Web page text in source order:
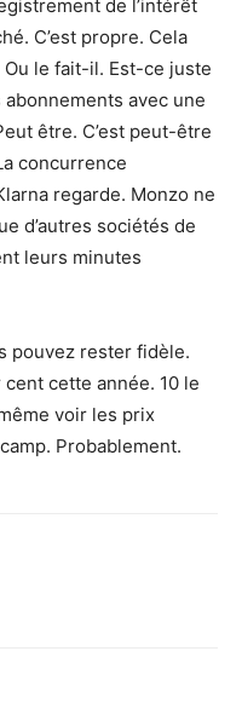
de l’intérêt
C’est propre. Cela
Ou le fait-il. Est-ce juste
avec une
être. C’est peut-être
concurrence
regarde. Monzo ne
d’autres sociétés de
leurs minutes
pouvez rester fidèle.
cette année. 10 le
voir les prix
Probablement.